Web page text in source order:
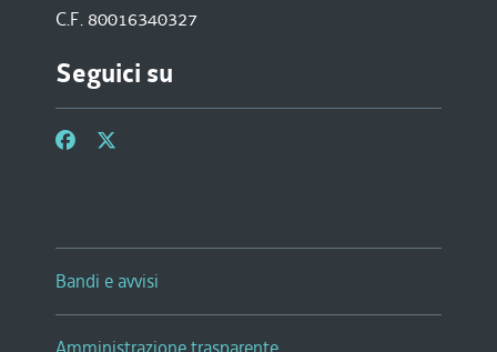
C.F. 80016340327
Seguici su
Bandi e avvisi